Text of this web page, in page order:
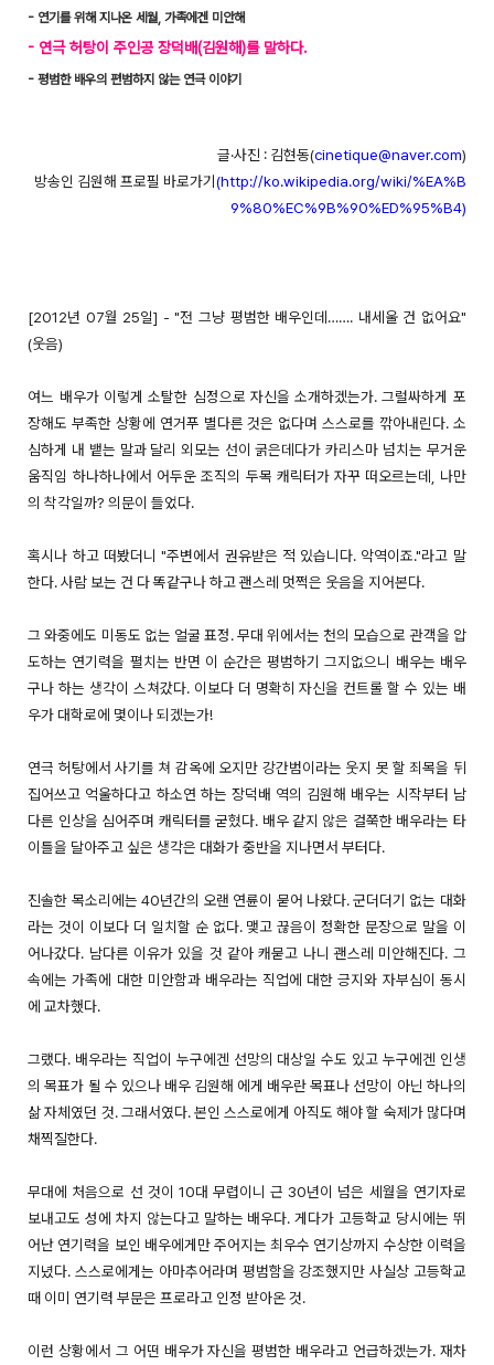
- 연기를 위해 지나온 세월, 가족에겐 미안해
- 연극 허탕이 주인공 장덕배(김원해)를 말하다.
- 평범한 배우의 편범하지 않는 연극 이야기
글·사진 : 김현동(cinetique@naver.com)
방송인 김원해 프로필 바로가기(http://ko.wikipedia.org/wiki/%EA%B
9%80%EC%9B%90%ED%95%B4)
[2012년 07월 25일] - "전 그냥 평범한 배우인데……. 내세울 건 없어요"
(웃음)
여느 배우가 이렇게 소탈한 심정으로 자신을 소개하겠는가. 그럴싸하게 포
장해도 부족한 상황에 연거푸 별다른 것은 없다며 스스로를 깎아내린다. 소
심하게 내 뱉는 말과 달리 외모는 선이 굵은데다가 카리스마 넘치는 무거운
움직임 하나하나에서 어두운 조직의 두목 캐릭터가 자꾸 떠오르는데, 나만
의 착각일까? 의문이 들었다.
혹시나 하고 떠봤더니 "주변에서 권유받은 적 있습니다. 악역이죠."라고 말
한다. 사람 보는 건 다 똑같구나 하고 괜스레 멋쩍은 웃음을 지어본다.
그 와중에도 미동도 없는 얼굴 표정. 무대 위에서는 천의 모습으로 관객을 압
도하는 연기력을 펼치는 반면 이 순간은 평범하기 그지없으니 배우는 배우
구나 하는 생각이 스쳐갔다. 이보다 더 명확히 자신을 컨트롤 할 수 있는 배
우가 대학로에 몇이나 되겠는가!
연극 허탕에서 사기를 쳐 감옥에 오지만 강간범이라는 웃지 못 할 죄목을 뒤
집어쓰고 억울하다고 하소연 하는 장덕배 역의 김원해 배우는 시작부터 남
다른 인상을 심어주며 캐릭터를 굳혔다. 배우 같지 않은 걸쭉한 배우라는 타
이틀을 달아주고 싶은 생각은 대화가 중반을 지나면서 부터다.
진솔한 목소리에는 40년간의 오랜 연륜이 묻어 나왔다. 군더더기 없는 대화
라는 것이 이보다 더 일치할 순 없다. 맺고 끊음이 정확한 문장으로 말을 이
어나갔다. 남다른 이유가 있을 것 같아 캐묻고 나니 괜스레 미안해진다. 그
속에는 가족에 대한 미안함과 배우라는 직업에 대한 긍지와 자부심이 동시
에 교차했다.
그랬다. 배우라는 직업이 누구에겐 선망의 대상일 수도 있고 누구에겐 인생
의 목표가 될 수 있으나 배우 김원해 에게 배우란 목표나 선망이 아닌 하나의
삶 자체였던 것. 그래서였다. 본인 스스로에게 아직도 해야 할 숙제가 많다며
채찍질한다.
무대에 처음으로 선 것이 10대 무렵이니 근 30년이 넘은 세월을 연기자로
보내고도 성에 차지 않는다고 말하는 배우다. 게다가 고등학교 당시에는 뛰
어난 연기력을 보인 배우에게만 주어지는 최우수 연기상까지 수상한 이력을
지녔다. 스스로에게는 아마추어라며 평범함을 강조했지만 사실상 고등학교
때 이미 연기력 부문은 프로라고 인정 받아온 것.
이런 상황에서 그 어떤 배우가 자신을 평범한 배우라고 언급하겠는가. 재차